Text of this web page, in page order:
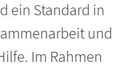
ein Standard in
und
Im Rahmen